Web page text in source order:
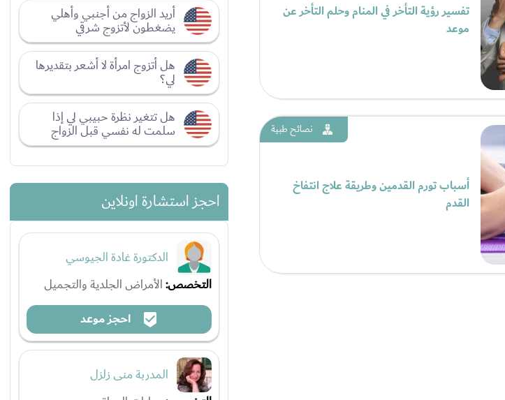
تفسير رؤية التأخر في المنام وحلم التأخر عن
موعد
نصائح طبية
أسباب تورم القدمين وطريقة علاج انتفاخ
القدم
أريد الزواج من أجنبي وأهلي
يضغطون لأتزوج شرقي
هل أتزوج امرأة لا أشعر بتقديرها
لي؟
هل تتغير نظرة حبيبي لي إذا
سلمت له نفسي قبل الزواج
احجز استشارة اونلاين
الدكتورة غادة الجيوسي
التخصص:الأمراض الجلدية والتجميل
احجز موعد
المدربة منى زلزل